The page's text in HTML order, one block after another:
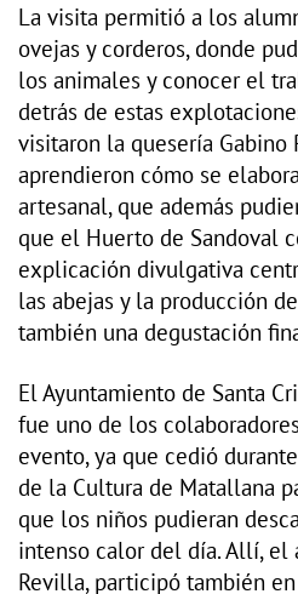
La visita permitió a los
ovejas y corderos, donde
los animales y conocer el
detrás de estas
visitaron la quesería Gabino
aprendieron cómo se
artesanal, que además
que el Huerto de Sandoval
explicación divulgativa
las abejas y la producción
también una degustación
El Ayuntamiento de Santa
fue uno de los
evento, ya que cedió
de la Cultura de Matallana
que los niños pudieran
intenso calor del día. Allí, el
Revilla, participó también